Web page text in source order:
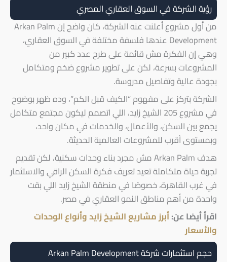
رؤية الشركة في السوق العقاري المصري
من أول مشروع أعلنت عنه الشركة، كان واضح إن Arkan Palm
Development عندها فلسفة مختلفة في السوق العقاري،
وهي إن الفكرة مش قائمة على طرح عدد كبير من
المشروعات بسرعة، لكن على تطوير مشروع ضخم ومتكامل
بجودة عالية وتفاصيل مدروسة.
الشركة بتركز على مفهوم “الكيف قبل الكم”، وده ظهر بوضوح
في مشروع 205 الشيخ زايد، اللي اتصمم ليكون مجتمع متكامل
يجمع بين السكن، والأعمال، والخدمات في مكان واحد،
وبمستوى أقرب للمشروعات العالمية الحديثة.
هدف Arkan Palm مش مجرد بناء وحدات سكنية، لكن تقديم
تجربة حياة متكاملة تعيد تعريف فكرة السكن الراقي والاستثمار
في غرب القاهرة، خصوصًا في منطقة الشيخ زايد اللي بقت
واحدة من أهم مناطق النمو العقاري في مصر.
اقرأ أيضا عن:أبرز مشاريع الشيخ زايد وأنواع الوحدات
والأسعار
حجم استثمارات شركة Arkan Palm Development